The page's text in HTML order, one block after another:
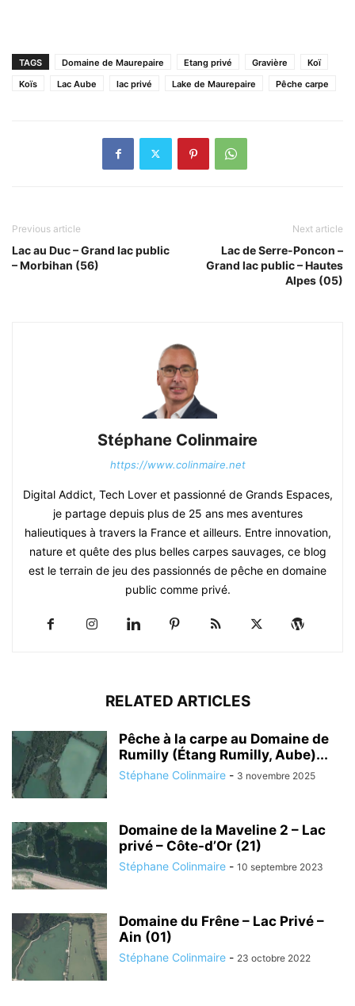
TAGS Domaine de Maurepaire Etang privé Gravière
Koï
Koïs
Lac Aube lac privé Lake de Maurepaire Pêche carpe
Previous article
Lac au Duc – Grand lac public
– Morbihan (56)
Next article
Lac de Serre-Poncon –
Grand lac public – Hautes
Alpes (05)
Stéphane Colinmaire
https://www.colinmaire.net
Digital Addict, Tech Lover et passionné de Grands Espaces,
je partage depuis plus de 25 ans mes aventures
halieutiques à travers la France et ailleurs. Entre innovation,
nature et quête des plus belles carpes sauvages, ce blog
est le terrain de jeu des passionnés de pêche en domaine
public comme privé.
RELATED ARTICLES
Pêche à la carpe au Domaine de
Rumilly (Étang Rumilly, Aube)...
Stéphane Colinmaire - 3 novembre 2025
Domaine de la Maveline 2 – Lac
privé – Côte-d’Or (21)
Stéphane Colinmaire - 10 septembre 2023
Domaine du Frêne – Lac Privé –
Ain (01)
Stéphane Colinmaire - 23 octobre 2022